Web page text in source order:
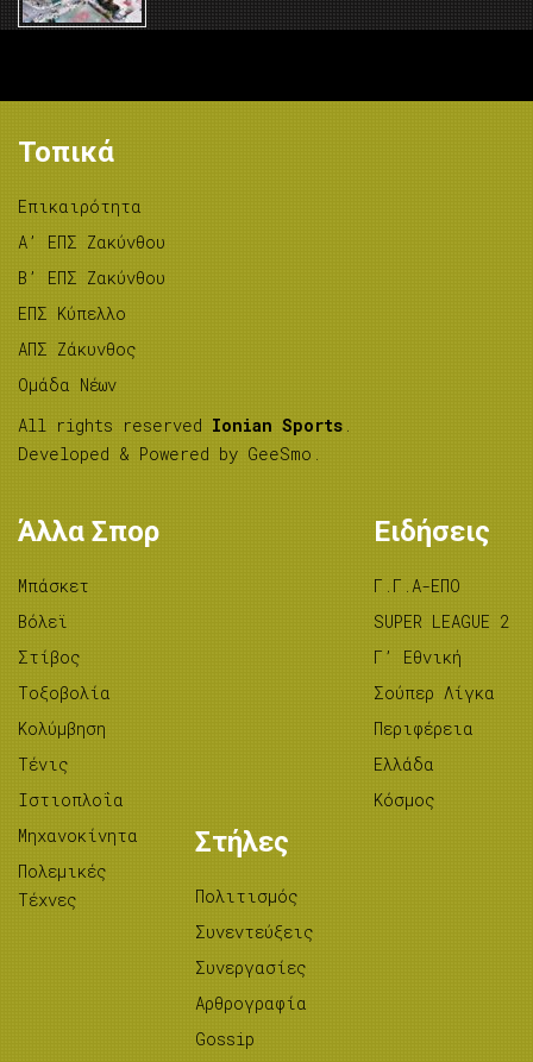
Τοπικά
Επικαιρότητα
A’ ΕΠΣ Ζακύνθου
B’ ΕΠΣ Ζακύνθου
ΕΠΣ Κύπελλο
ΑΠΣ Ζάκυνθος
Ομάδα Νέων
All rights reserved Ionian Sports .
Developed & Powered by GeeSmo .
Άλλα Σπορ
Μπάσκετ
Βόλεϊ
Στίβος
Tοξοβολία
Κολύμβηση
Τένις
Ιστιοπλοΐα
Μηχανοκίνητα
Πολεμικές
Τέχνες
Ειδήσεις
Γ.Γ.Α-ΕΠΟ
SUPER LEAGUE 2
Γ’ Εθνική
Σούπερ Λίγκα
Περιφέρεια
Ελλάδα
Κόσμος
Στήλες
Πολιτισμός
Συνεντεύξεις
Συνεργασίες
Αρθρογραφία
Gossip